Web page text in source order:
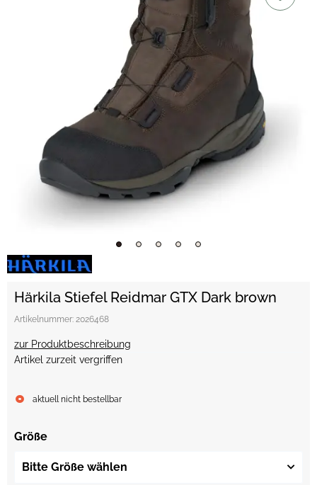
Härkila Stiefel Reidmar GTX Dark brown
Artikelnummer: 2026468
zur Produktbeschreibung
Artikel zurzeit vergriffen
aktuell nicht bestellbar
Größe
Bitte Größe wählen